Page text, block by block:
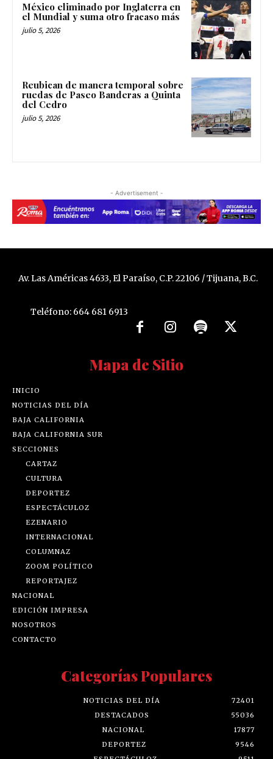
México eliminado por Inglaterra en
el Mundial y suma otro fracaso más
julio 5, 2026
Reubican de manera temporal sobre
ruedas de Paseo Banderas a Quinta
del Cedro
julio 5, 2026
- Advertisement -
Av. Las Américas 4633, El Paraíso, C.P. 22106 / Tijuana, B.C.
Teléfono: 664 681 6913
Mapa de Sitio
INICIO
NOTICIAS DEL DÍA
BAJA CALIFORNIA
BAJA CALIFORNIA SUR
SECCIONES
CARTAZ
CULTURA
DEPORTEZ
ESPECTÁCULOZ
EZENARIO
INTERNACIONAL
COLUMNAZ
ZOOM POLÍTICO
REPORTAJEZ
NACIONAL
EDICIÓN IMPRESA
NOSOTROS
CONTACTO
Categorías Populares
NOTICIAS DEL DÍA
72401
DESTACADOS
55036
NACIONAL
17877
DEPORTEZ
9546